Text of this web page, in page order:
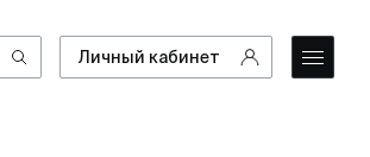
Личный кабинет